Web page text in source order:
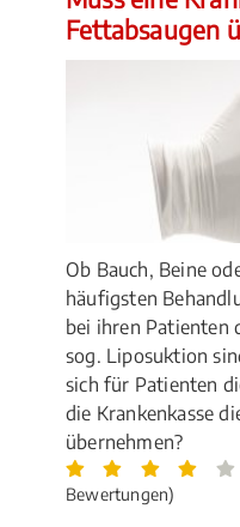
Fettabsaugen
Ob Bauch, Beine
häufigsten
bei ihren Patienten
sog. Liposuktion
sich für Patienten
die Krankenkasse
übernehmen?
Bewertungen)